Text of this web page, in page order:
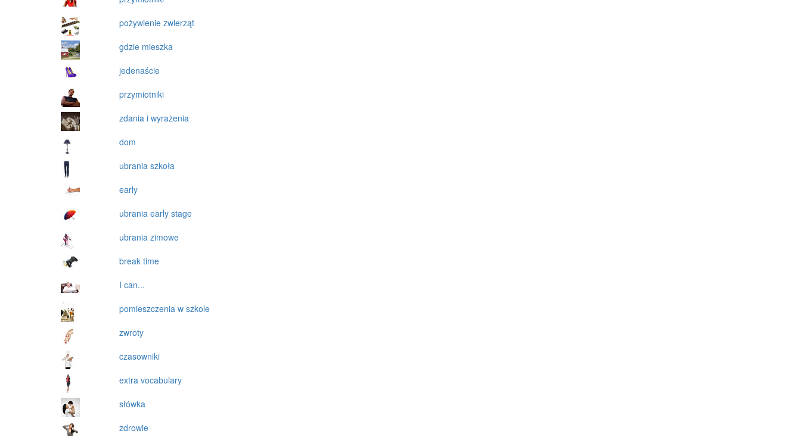
pożywienie zwierząt
gdzie mieszka
jedenaście
przymiotniki
zdania i wyrażenia
dom
ubrania szkoła
early
ubrania early stage
ubrania zimowe
break time
I can...
pomieszczenia w szkole
zwroty
czasowniki
extra vocabulary
słówka
zdrowie